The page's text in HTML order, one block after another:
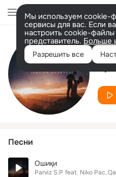
Мы используем cookie-
сервисы для вас. Если
настроить cookie-
представитель. Больше
Разрешить все
Песни
Ошиқи
Parviz S.P feat. Niko Pac